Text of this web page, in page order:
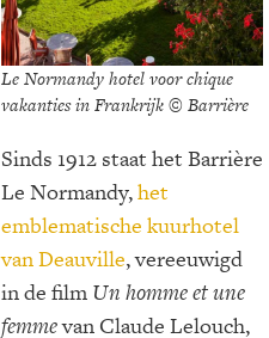
Le Normandy hotel voor chique
vakanties in Frankrijk © Barrière
Sinds 1912 staat het Barrière
Le Normandy,het
emblematische kuurhotel
van Deauville, vereeuwigd
in de film Un homme et une
femmevan Claude Lelouch,